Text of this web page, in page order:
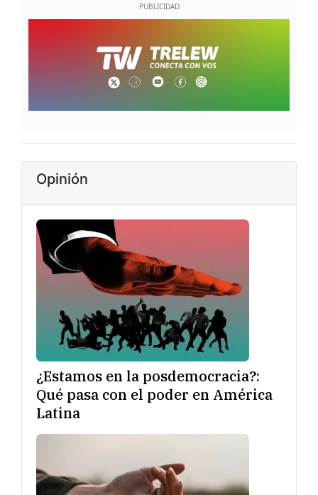
Opinión
¿Estamos en la posdemocracia?:
Qué pasa con el poder en América
Latina